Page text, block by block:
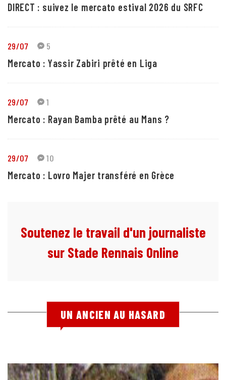
DIRECT : suivez le mercato estival 2026 du SRFC
29/07 5
Mercato : Yassir Zabiri prêté en Liga
29/07 1
Mercato : Rayan Bamba prêté au Mans ?
29/07 10
Mercato : Lovro Majer transféré en Grèce
Soutenez le travail d'un journaliste
sur Stade Rennais Online
UN ANCIEN AU HASARD